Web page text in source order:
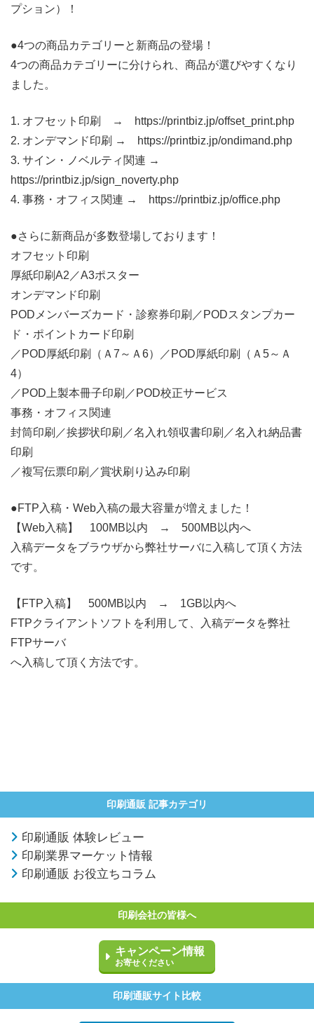
プション）！
●4つの商品カテゴリーと新商品の登場！
4つの商品カテゴリーに分けられ、商品が選びやすくなり
ました。
1. オフセット印刷 → https://printbiz.jp/offset_print.php
2. オンデマンド印刷 → https://printbiz.jp/ondimand.php
3. サイン・ノベルティ関連 →
https://printbiz.jp/sign_noverty.php
4. 事務・オフィス関連 → https://printbiz.jp/office.php
●さらに新商品が多数登場しております！
オフセット印刷
厚紙印刷A2／A3ポスター
オンデマンド印刷
PODメンバーズカード・診察券印刷／PODスタンプカー
ド・ポイントカード印刷
／POD厚紙印刷（Ａ7～Ａ6）／POD厚紙印刷（Ａ5～Ａ
4）
／POD上製本冊子印刷／POD校正サービス
事務・オフィス関連
封筒印刷／挨拶状印刷／名入れ領収書印刷／名入れ納品書
印刷
／複写伝票印刷／賞状刷り込み印刷
●FTP入稿・Web入稿の最大容量が増えました！
【Web入稿】 100MB以内 → 500MB以内へ
入稿データをブラウザから弊社サーバに入稿して頂く方法
です。
【FTP入稿】 500MB以内 → 1GB以内へ
FTPクライアントソフトを利用して、入稿データを弊社
FTPサーバ
へ入稿して頂く方法です。
印刷通販 記事カテゴリ
印刷通販 体験レビュー
印刷業界マーケット情報
印刷通販 お役立ちコラム
印刷会社の皆様へ
キャンペーン情報
お寄せください
印刷通販サイト比較